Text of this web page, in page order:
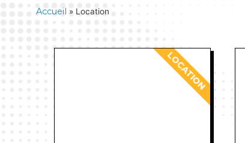
Accueil » Location
LOCATION